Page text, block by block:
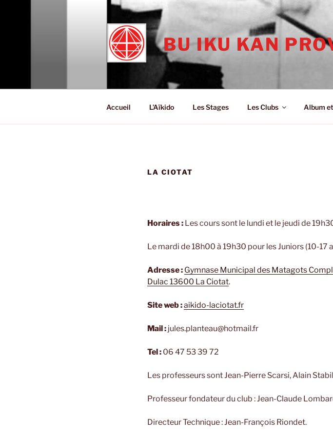
BU IKU KAN
Accueil L’Aïkido Les Stages Les Clubs Album
LA CIOTAT
Horaires : Les cours sont le lundi et le jeudi de
Le mardi de 18h00 à 19h30 pour les Juniors (10-17
Adresse : Gymnase Municipal des Matagots
Dulac 13600 La Ciotat.
Site web :aikido-laciotat.fr
Mail : jules.planteau@hotmail.fr
Tel : 06 47 53 39 72
Les professeurs sont Jean-Pierre Scarsi, Alain
Professeur fondateur du club : Jean-Claude
Directeur Technique : Jean-François Riondet.